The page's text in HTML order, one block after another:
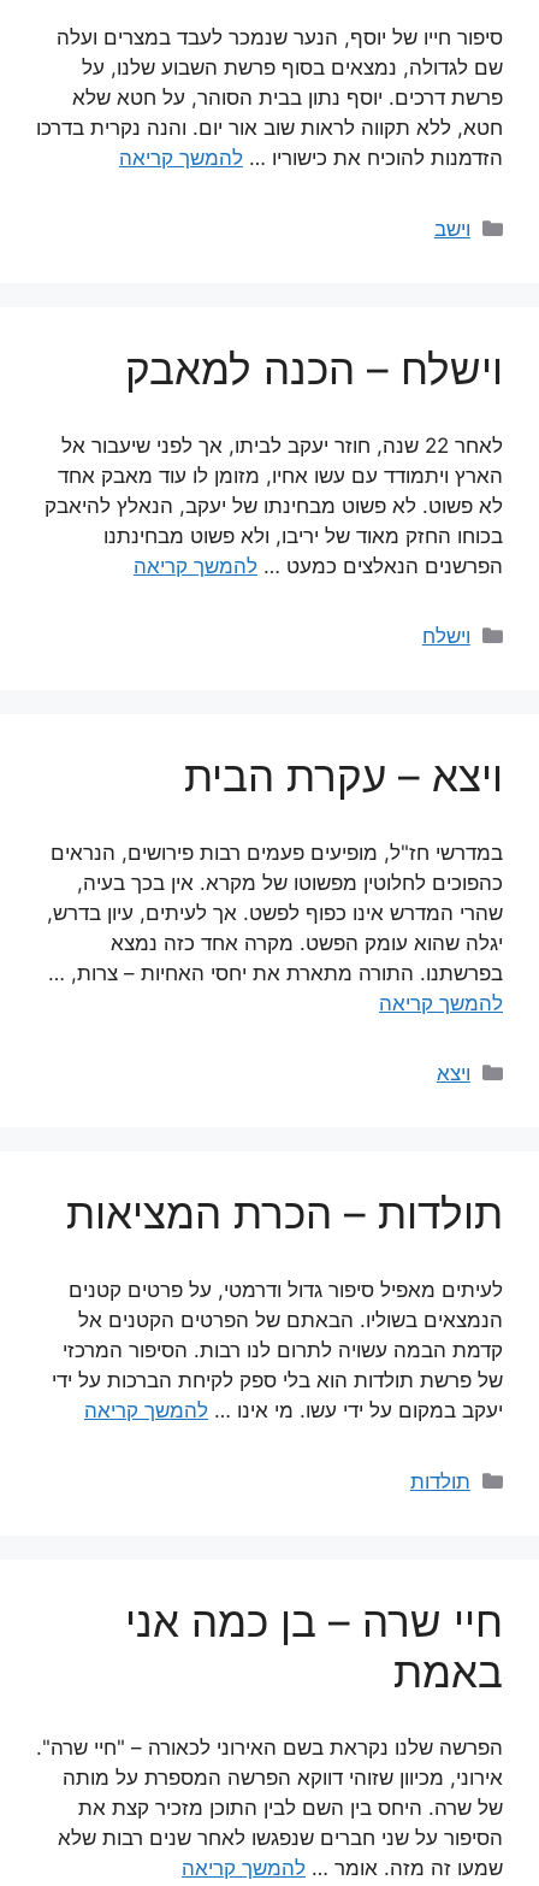
סיפור חייו של יוסף, הנער שנמכר לעבד במצרים ועלה
שם לגדולה, נמצאים בסוף פרשת השבוע שלנו, על
פרשת דרכים. יוסף נתון בבית הסוהר, על חטא שלא
חטא, ללא תקווה לראות שוב אור יום. והנה נקרית בדרכו
הזדמנות להוכיח את כישוריו … להמשך קריאה
קטגוריות
וישב
וישלח – הכנה למאבק
לאחר 22 שנה, חוזר יעקב לביתו, אך לפני שיעבור אל
הארץ ויתמודד עם עשו אחיו, מזומן לו עוד מאבק אחד
לא פשוט. לא פשוט מבחינתו של יעקב, הנאלץ להיאבק
בכוחו החזק מאוד של יריבו, ולא פשוט מבחינתנו
הפרשנים הנאלצים כמעט … להמשך קריאה
קטגוריות
וישלח
ויצא – עקרת הבית
במדרשי חז"ל, מופיעים פעמים רבות פירושים, הנראים
כהפוכים לחלוטין מפשוטו של מקרא. אין בכך בעיה,
שהרי המדרש אינו כפוף לפשט. אך לעיתים, עיון בדרש,
יגלה שהוא עומק הפשט. מקרה אחד כזה נמצא
בפרשתנו. התורה מתארת את יחסי האחיות – צרות, …
להמשך קריאה
קטגוריות
ויצא
תולדות – הכרת המציאות
לעיתים מאפיל סיפור גדול ודרמטי, על פרטים קטנים
הנמצאים בשוליו. הבאתם של הפרטים הקטנים אל
קדמת הבמה עשויה לתרום לנו רבות. הסיפור המרכזי
של פרשת תולדות הוא בלי ספק לקיחת הברכות על ידי
יעקב במקום על ידי עשו. מי אינו … להמשך קריאה
קטגוריות
תולדות
חיי שרה – בן כמה אני
באמת
הפרשה שלנו נקראת בשם האירוני לכאורה – "חיי שרה".
אירוני, מכיוון שזוהי דווקא הפרשה המספרת על מותה
של שרה. היחס בין השם לבין התוכן מזכיר קצת את
הסיפור על שני חברים שנפגשו לאחר שנים רבות שלא
שמעו זה מזה. אומר … להמשך קריאה